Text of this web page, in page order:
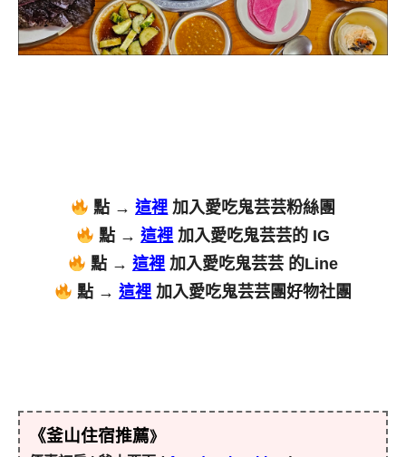
點 → 這裡 加入愛吃鬼芸芸粉絲團
點 →這裡 加入愛吃鬼芸芸的 IG
點 →這裡 加入愛吃鬼芸芸 的Line
點 → 這裡 加入愛吃鬼芸芸團好物社團
《釜山住宿推薦》